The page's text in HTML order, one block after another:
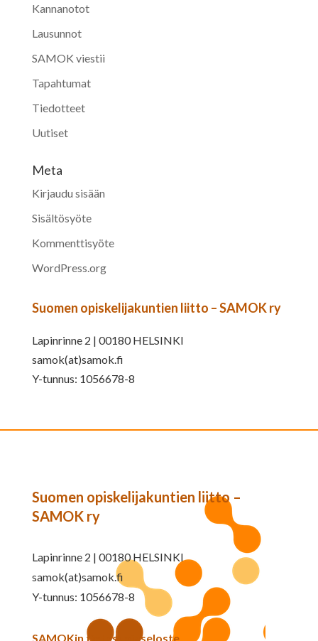
Kannanotot
Lausunnot
SAMOK viestii
Tapahtumat
Tiedotteet
Uutiset
Meta
Kirjaudu sisään
Sisältösyöte
Kommenttisyöte
WordPress.org
Suomen opiskelijakuntien liitto – SAMOK ry
Lapinrinne 2 | 00180 HELSINKI
samok(at)samok.fi
Y-tunnus: 1056678-8
Suomen opiskelijakuntien liitto –
SAMOK ry
Lapinrinne 2 | 00180 HELSINKI
samok(at)samok.fi
Y-tunnus: 1056678-8
SAMOKin tietosuojaseloste